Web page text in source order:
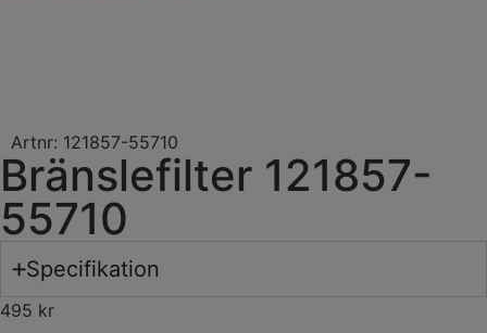
Artnr: 121857-55710
Bränslefilter 121857-
55710
Specifikation
495 kr